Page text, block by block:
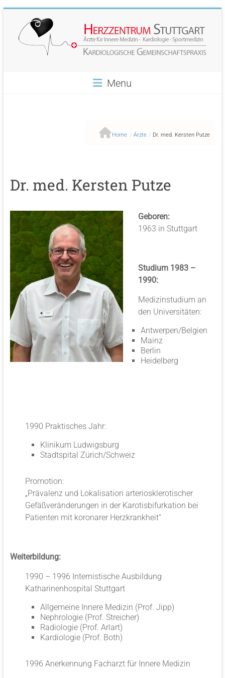
content
Herzzentrum
Menu
Home / Ärzte / Dr. med. Kersten Putze
Dr. med. Kersten Putze
Geboren:
1963 in Stuttgart
Studium 1983 –
1990:
Medizinstudium an
den Universitäten:
Antwerpen/Belgien
Mainz
Berlin
Heidelberg
1990 Praktisches Jahr:
Klinikum Ludwigsburg
Stadtspital Zürich/Schweiz
Promotion:
„Prävalenz und Lokalisation arteriosklerotischer
Gefäßveränderungen in der Karotisbifurkation bei
Patienten mit koronarer Herzkrankheit“
Weiterbildung:
1990 – 1996 Internistische Ausbildung
Katharinenhospital Stuttgart
Allgemeine Innere Medizin (Prof. Jipp)
Nephrologie (Prof. Streicher)
Radiologie (Prof. Arlart)
Kardiologie (Prof. Both)
1996 Anerkennung Facharzt für Innere Medizin